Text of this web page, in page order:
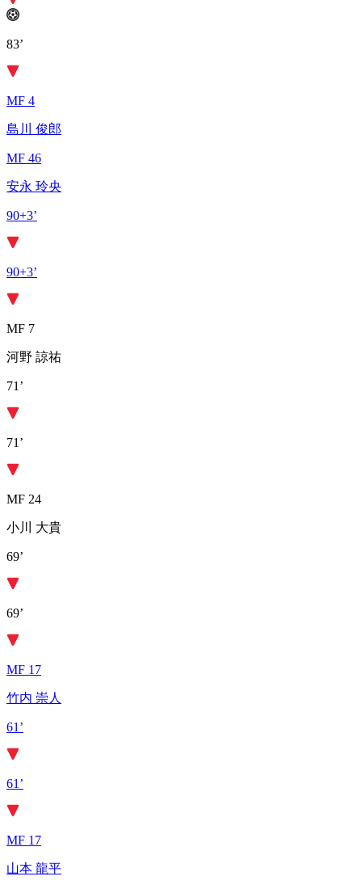
83’
MF 4
島川 俊郎
MF 46
安永 玲央
90+3’
90+3’
MF 7
河野 諒祐
71’
71’
MF 24
小川 大貴
69’
69’
MF 17
竹内 崇人
61’
61’
MF 17
山本 龍平